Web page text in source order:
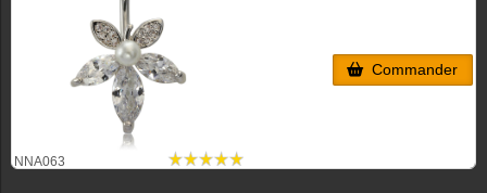
NNA063
Commander